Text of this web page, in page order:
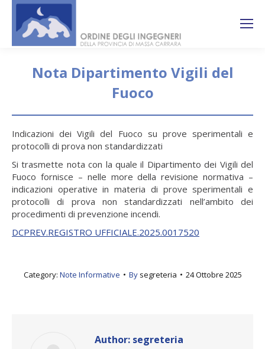
Nota Dipartimento Vigili del
Fuoco
Indicazioni dei Vigili del Fuoco su prove sperimentali e
protocolli di prova non standardizzati
Si trasmette nota con la quale il Dipartimento dei Vigili del
Fuoco fornisce – nelle more della revisione normativa –
indicazioni operative in materia di prove sperimentali e
protocolli di prova non standardizzati nell’ambito dei
procedimenti di prevenzione incendi.
DCPREV.REGISTRO UFFICIALE.2025.0017520
Category: Note Informative By segreteria 24 Ottobre 2025
Author: segreteria